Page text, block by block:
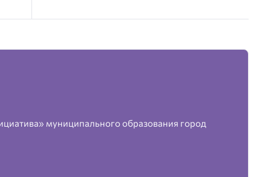
муниципального образования город